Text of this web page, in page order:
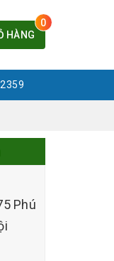
HÀNG
0
Phú